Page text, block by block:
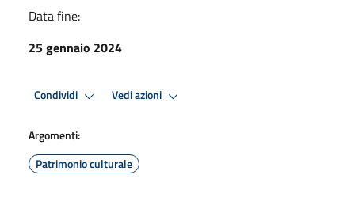
Data fine:
25 gennaio 2024
Condividi Vedi azioni
Argomenti:
Patrimonio culturale